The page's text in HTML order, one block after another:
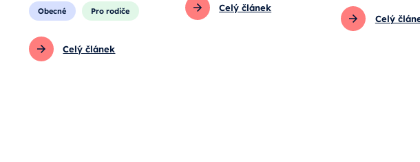
Obecné Pro rodiče
Celý článek
Celý článek
Celý